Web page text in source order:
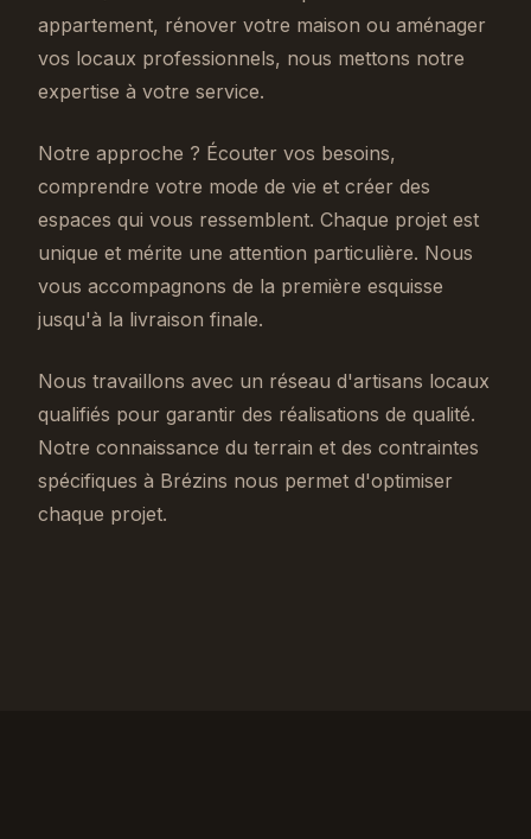
appartement, rénover votre maison ou aménager
vos locaux professionnels, nous mettons notre
expertise à votre service.
Notre approche ? Écouter vos besoins,
comprendre votre mode de vie et créer des
espaces qui vous ressemblent. Chaque projet est
unique et mérite une attention particulière. Nous
vous accompagnons de la première esquisse
jusqu'à la livraison finale.
Nous travaillons avec un réseau d'artisans locaux
qualifiés pour garantir des réalisations de qualité.
Notre connaissance du terrain et des contraintes
spécifiques à Brézins nous permet d'optimiser
chaque projet.